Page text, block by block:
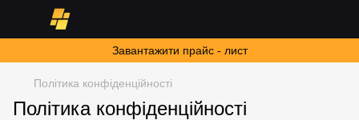
Завантажити прайс - лист
Політика конфіденційності
Політика конфіденційності